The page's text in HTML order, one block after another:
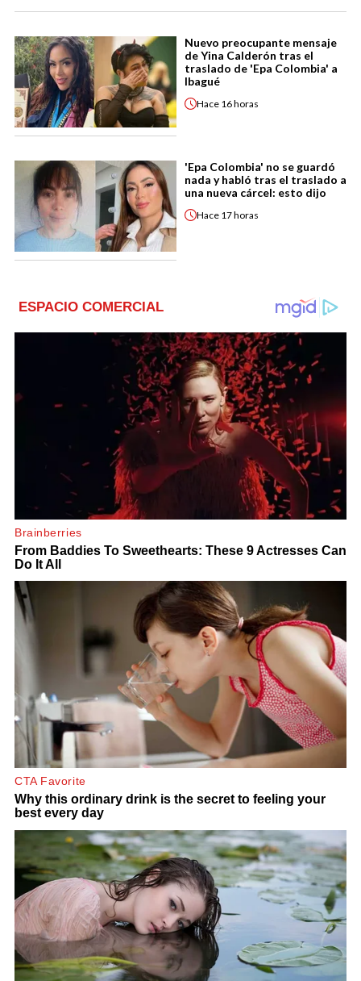
Nuevo preocupante mensaje
de Yina Calderón tras el
traslado de 'Epa Colombia' a
Ibagué
Hace 16 horas
'Epa Colombia' no se guardó
nada y habló tras el traslado a
una nueva cárcel: esto dijo
Hace 17 horas